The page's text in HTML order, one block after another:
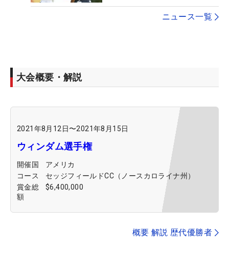
ニュース一覧
大会概要・解説
2021年8月12日〜2021年8月15日
ウィンダム選手権
開催国
アメリカ
コース
セッジフィールドCC（ノースカロライナ州）
賞金総
額
$6,400,000
概要 解説 歴代優勝者